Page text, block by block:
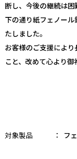
断し、今後の継続は
下の通り紙フェノー
たしました。
お客様のご支援によ
こと、改めて心より御
対象製品 ： フ